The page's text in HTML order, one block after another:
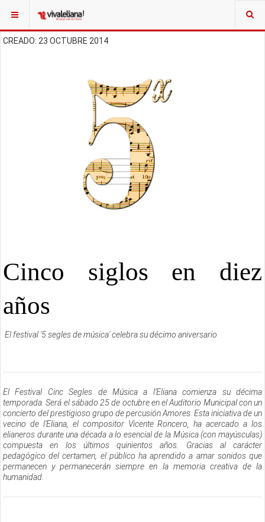
CREADO: 23 OCTUBRE 2014
Cinco siglos en diez
años
El festival '5 segles de música' celebra su décimo aniversario
El Festival Cinc Segles de Música a l’Eliana comienza su décima
temporada. Será el sábado 25 de octubre en el Auditorio Municipal con un
concierto del prestigioso grupo de percusión Amores. Esta iniciativa de un
vecino de l’Eliana, el compositor Vicente Roncero, ha acercado a los
elianeros durante una década a lo esencial de la Música (con mayúsculas)
compuesta en los últimos quinientos años. Gracias al carácter
pedagógico del certamen, el público ha aprendido a amar sonidos que
permanecen y permanecerán siempre en la memoria creativa de la
humanidad.